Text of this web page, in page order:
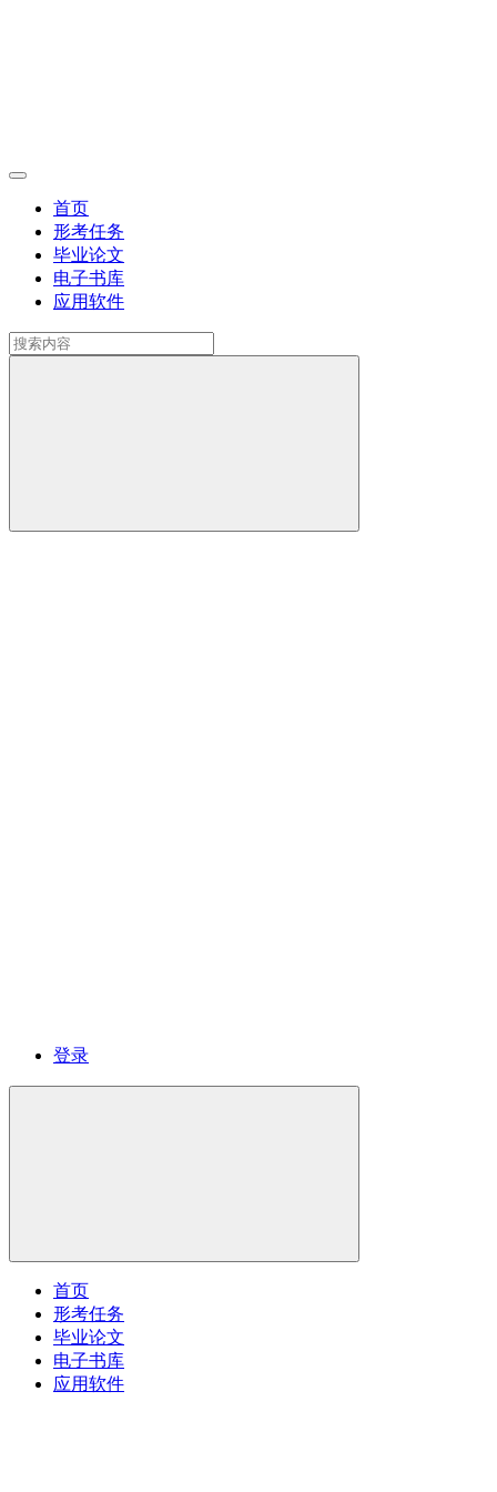
首页
形考任务
毕业论文
电子书库
应用软件
登录
首页
形考任务
毕业论文
电子书库
应用软件